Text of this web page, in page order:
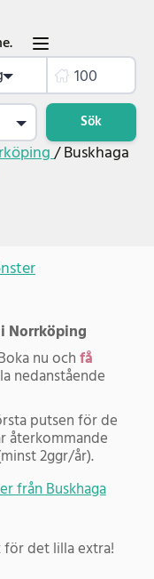
Sök
/Buskhaga
Norrköping
nu ochfå
nedanstående
putsen för de
återkommande
2ggr/år).
från Buskhaga
för det lilla extra!